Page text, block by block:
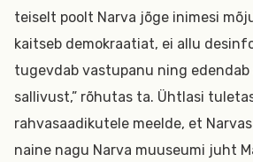
teiselt poolt Narva jõge inimesi
kaitseb demokraatiat, ei allu
tugevdab vastupanu ning
sallivust,” rõhutas ta. Ühtlasi
rahvasaadikutele meelde, et
naine nagu Narva muuseumi juht